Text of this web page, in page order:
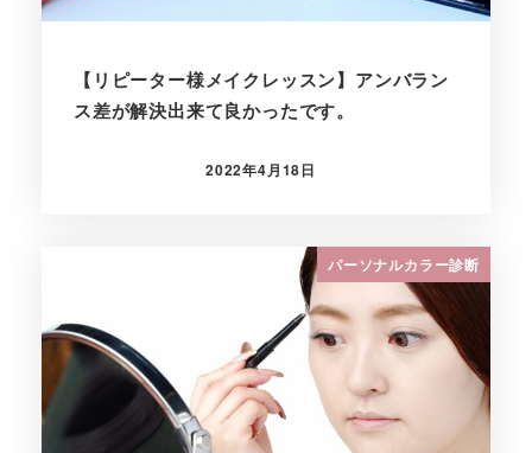
【リピーター様メイクレッスン】アンバラン
ス差が解決出来て良かったです。
投稿日
2022年4月18日
パーソナルカラー診断